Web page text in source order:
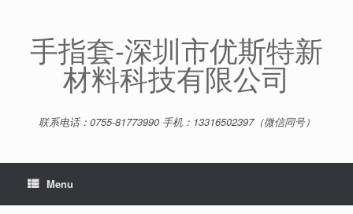
content手指套-深圳市优斯特新
材料科技有限公司
联系电话：0755-81773990 手机：13316502397（微信同号）
Menu